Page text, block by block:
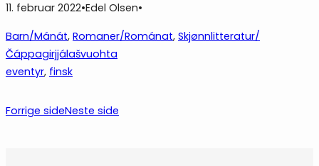
11. februar 2022•Edel Olsen•
Barn/Mánát, Romaner/Románat, Skjønnlitteratur/
Čáppagirjjálašvuohta
eventyr, finsk
Forrige sideNeste side